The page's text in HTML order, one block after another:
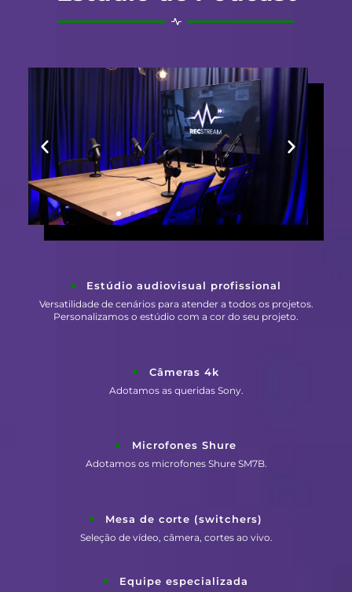
Estúdio audiovisual profissional
Versatilidade de cenários para atender a todos os projetos.
Personalizamos o estúdio com a cor do seu projeto.
Câmeras 4k
Adotamos as queridas Sony.
Microfones Shure
Adotamos os microfones Shure SM7B.
Mesa de corte (switchers)
Seleção de vídeo, câmera, cortes ao vivo.
Equipe especializada